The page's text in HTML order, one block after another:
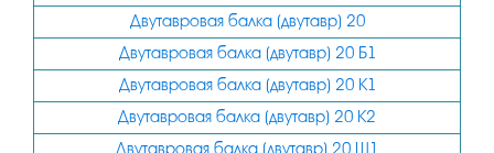
Двутавровая балка (двутавр) 20
Двутавровая балка (двутавр) 20 Б1
Двутавровая балка (двутавр) 20 К1
Двутавровая балка (двутавр) 20 К2
Двутавровая балка (двутавр) 20 Ш1